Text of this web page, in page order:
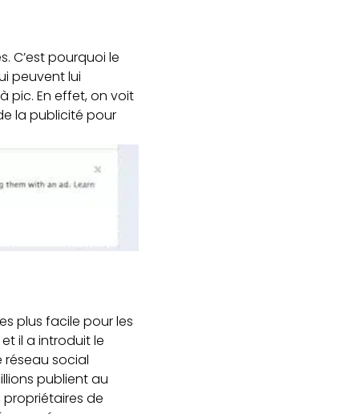
C’est pourquoi le
peuvent lui
pic. En effet, on voit
la publicité pour
plus facile pour les
il a introduit le
réseau social
publient au
de